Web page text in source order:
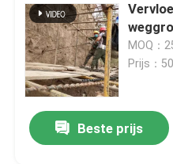
MOQ：
Prijs：
Beste prijs